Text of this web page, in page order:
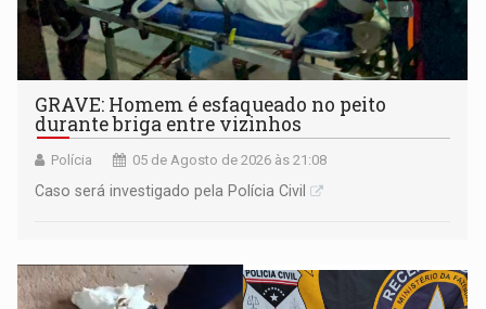
GRAVE: Homem é esfaqueado no peito
durante briga entre vizinhos
Polícia 05 de Agosto de 2026 às 21:08
Caso será investigado pela Polícia Civil